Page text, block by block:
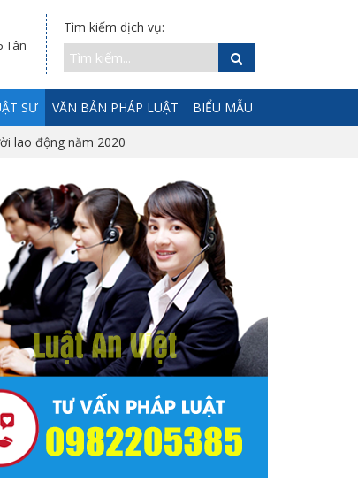
Tân
Tìm kiếm dịch vụ:
SƯ VĂN BẢN PHÁP LUẬT BIỂU MẪU
lao động năm 2020